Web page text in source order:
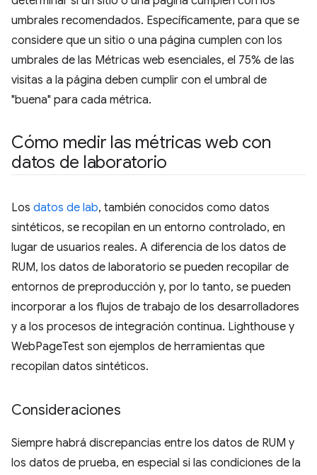
umbrales recomendados. Específicamente, para que se
considere que un sitio o una página cumplen con los
umbrales de las Métricas web esenciales, el 75% de las
visitas a la página deben cumplir con el umbral de
"buena" para cada métrica.
Cómo medir las métricas web con
datos de laboratorio
Los datos de lab, también conocidos como datos
sintéticos, se recopilan en un entorno controlado, en
lugar de usuarios reales. A diferencia de los datos de
RUM, los datos de laboratorio se pueden recopilar de
entornos de preproducción y, por lo tanto, se pueden
incorporar a los flujos de trabajo de los desarrolladores
y a los procesos de integración continua. Lighthouse y
WebPageTest son ejemplos de herramientas que
recopilan datos sintéticos.
Consideraciones
Siempre habrá discrepancias entre los datos de RUM y
los datos de prueba, en especial si las condiciones de la